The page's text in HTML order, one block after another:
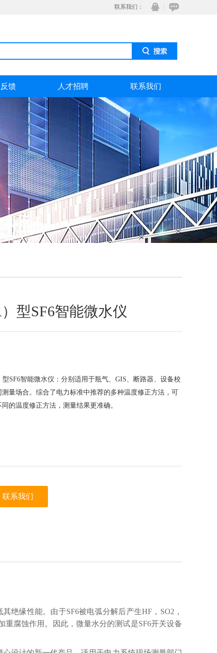
联系我们：
在线咨
QQ
馈 人才招聘 联系我们
型SF6智能微水仪
型SF6智能微水仪：分别适用于瓶气、GIS、断路器、设备校
量场合。综合了电力标准中推荐的多种温度修正方法，可
的温度修正方法，测量结果更准确。
联系我们
绝缘性能。由于SF6被电弧分解后产生HF，SO2，
腐蚀作用。因此，微量水分的测试是SF6开关设备